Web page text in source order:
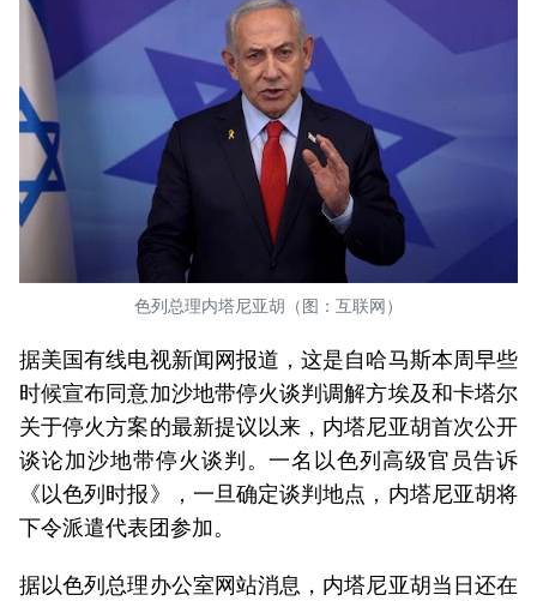
色列总理内塔尼亚胡（图：互联网）
据美国有线电视新闻网报道，这是自哈马斯本周早些
时候宣布同意加沙地带停火谈判调解方埃及和卡塔尔
关于停火方案的最新提议以来，内塔尼亚胡首次公开
谈论加沙地带停火谈判。一名以色列高级官员告诉
《以色列时报》，一旦确定谈判地点，内塔尼亚胡将
下令派遣代表团参加。
据以色列总理办公室网站消息，内塔尼亚胡当日还在